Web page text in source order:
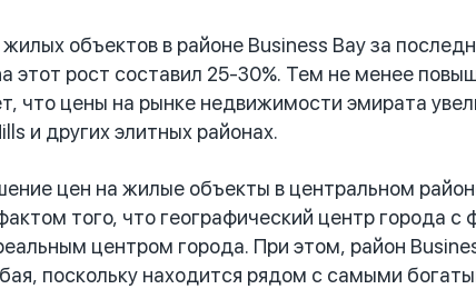
объектов в районе Business Bay за
этот рост составил 25-30%. Тем не менее
что цены на рынке недвижимости эмирата
и других элитных районах.
цен на жилые объекты в центральном
того, что географический центр города с
центром города. При этом, район
поскольку находится рядом с самыми